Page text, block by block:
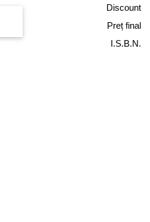
Discount
Preț final
I.S.B.N.